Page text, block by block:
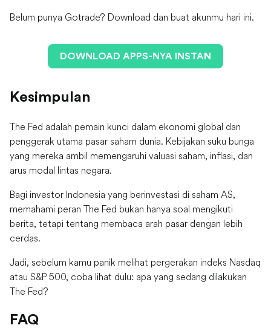
Belum punya Gotrade? Download dan buat akunmu hari ini.
DOWNLOAD APPS-NYA INSTAN
Kesimpulan
The Fed adalah pemain kunci dalam ekonomi global dan
penggerak utama pasar saham dunia. Kebijakan suku bunga
yang mereka ambil memengaruhi valuasi saham, inflasi, dan
arus modal lintas negara.
Bagi investor Indonesia yang berinvestasi di saham AS,
memahami peran The Fed bukan hanya soal mengikuti
berita, tetapi tentang membaca arah pasar dengan lebih
cerdas.
Jadi, sebelum kamu panik melihat pergerakan indeks Nasdaq
atau S&P 500, coba lihat dulu: apa yang sedang dilakukan
The Fed?
FAQ